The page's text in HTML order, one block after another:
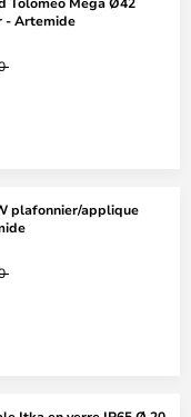
- Artemide
plafonnier/applique